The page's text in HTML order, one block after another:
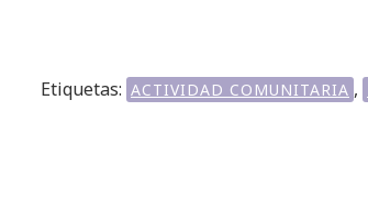
Etiquetas: ACTIVIDAD COMUNITARIA ,